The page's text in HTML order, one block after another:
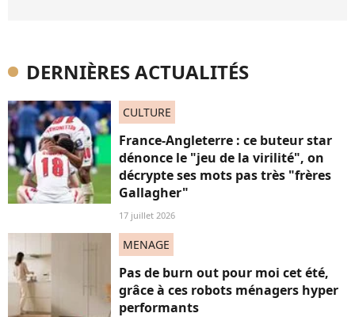
DERNIÈRES ACTUALITÉS
CULTURE
France-Angleterre : ce buteur star
dénonce le "jeu de la virilité", on
décrypte ses mots pas très "frères
Gallagher"
17 juillet 2026
MENAGE
Pas de burn out pour moi cet été,
grâce à ces robots ménagers hyper
performants